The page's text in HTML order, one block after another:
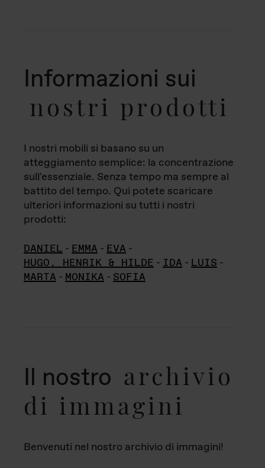
Informazioni sui
nostri prodotti
I nostri mobili si basano su un
atteggiamento semplice: la concentrazione
sull'essenziale. Senza tempo ma sempre al
battito del tempo. Qui potete scaricare
ulteriori informazioni su tutti i nostri
prodotti:
DANIEL - EMMA - EVA -
HUGO, HENRIK & HILDE - IDA - LUIS -
MARTA - MONIKA - SOFIA
Il nostro archivio
di immagini
Benvenuti nel nostro archivio di immagini!